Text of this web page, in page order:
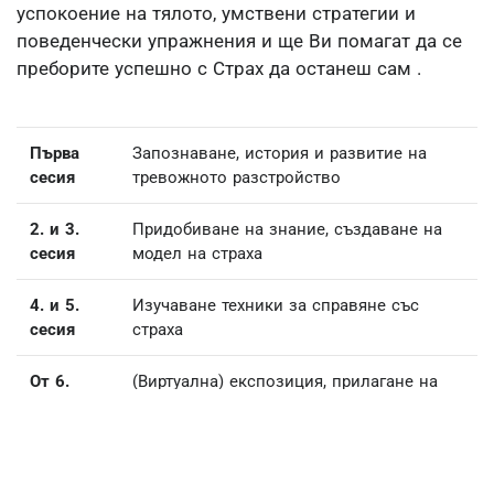
успокоение на тялото, умствени стратегии и
поведенчески упражнения и ще Ви помагат да се
преборите успешно с Страх да останеш сам .
Първа
сесия
Запознаване, история и развитие на
тревожното разстройство
2. и 3.
сесия
Придобиване на знание, създаване на
модел на страха
4. и 5.
сесия
Изучаване техники за справяне със
страха
От 6.
(Виртуална) експозиция, прилагане на